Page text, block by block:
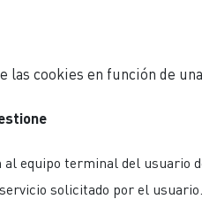
las cookies en función de
al equipo terminal del usuario
solicitado por el usuario.